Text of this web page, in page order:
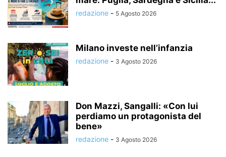
redazione - 5 Agosto 2026
Milano investe nell’infanzia
redazione - 3 Agosto 2026
Don Mazzi, Sangalli: «Con lui
perdiamo un protagonista del
bene»
redazione - 3 Agosto 2026